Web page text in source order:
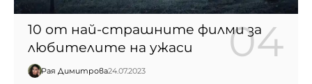
10 от най-страшните филми за
любителите на ужаси
Рая Димитрова24.07.2023